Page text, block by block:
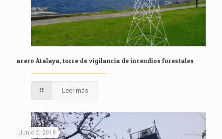
acero Atalaya, torre de vigilancia de incendios forestales
Leer más
Junio 2, 2018